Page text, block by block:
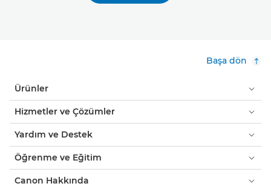
Başa dön
Ürünler
Hizmetler ve Çözümler
Yardım ve Destek
Öğrenme ve Eğitim
Canon Hakkında